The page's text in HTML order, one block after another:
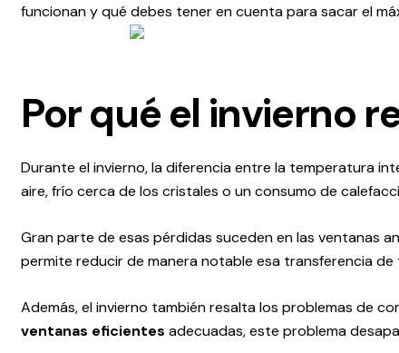
funcionan y qué debes tener en cuenta para sacar el
Por qué el invierno
Durante el invierno, la diferencia entre la temperatura
aire, frío cerca de los cristales o un consumo de
Gran parte de esas pérdidas suceden en las ventanas
permite reducir de manera notable esa transferencia
Además, el invierno también resalta los problemas de
ventanas eficientes adecuadas, este problema